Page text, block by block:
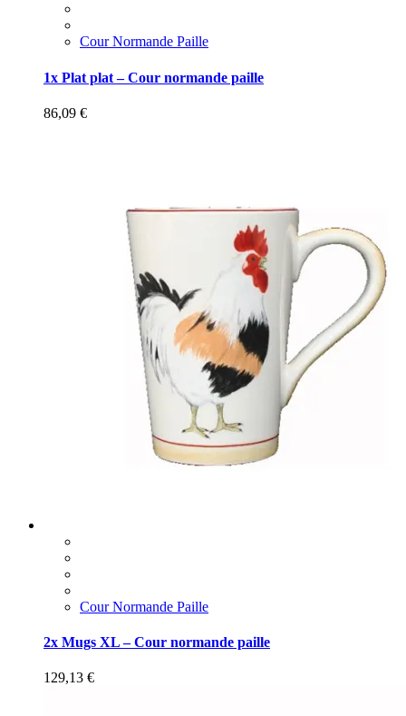
Cour Normande Paille
1x Plat plat – Cour normande paille
86,09 €
Cour Normande Paille
2x Mugs XL – Cour normande paille
129,13 €